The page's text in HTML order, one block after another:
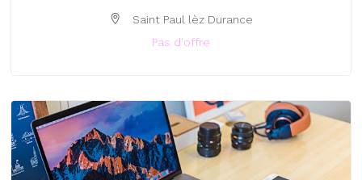
Saint Paul lèz Durance
Pas d'offre